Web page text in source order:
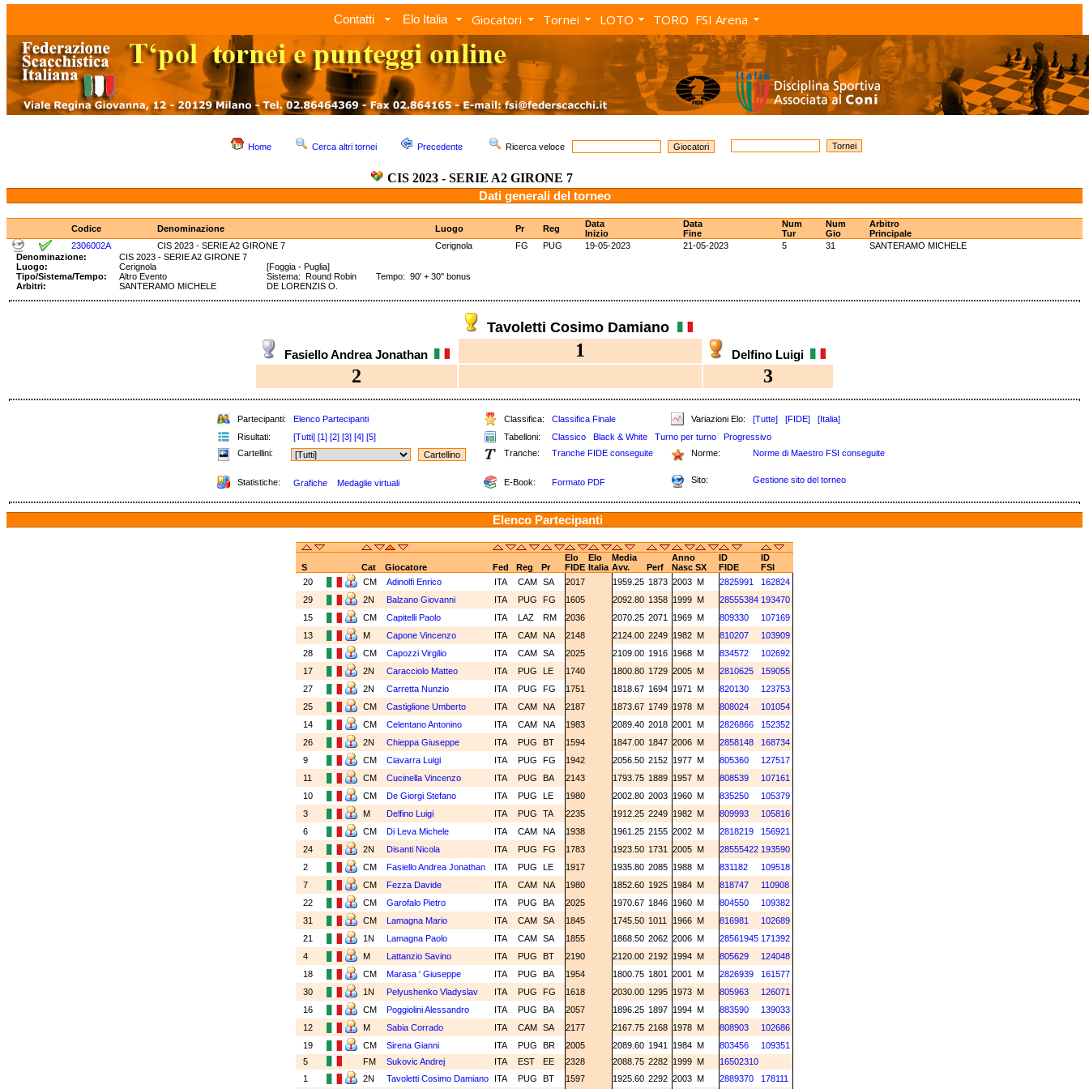
Contatti Elo Italia Giocatori Tornei LOTO TORO FSI Arena
Home Cerca altri tornei Precedente Ricerca veloce
CIS 2023 - SERIE A2 GIRONE 7
Dati generali del torneo
Codice Denominazione Luogo Pr Reg
Data
Inizio
Data
Fine
Num
Tur
Num
Gio
Arbitro
Principale
2306002A
CIS 2023 - SERIE A2 GIRONE 7 Cerignola FG PUG 19-05-2023 21-05-2023 5 31
SANTERAMO MICHELE
Denominazione:
CIS 2023 - SERIE A2 GIRONE 7
Luogo:
Cerignola
[Foggia - Puglia]
Tipo/Sistema/Tempo:
Altro Evento
Sistema: Round Robin Tempo: 90' + 30'' bonus
Arbitri:
SANTERAMO MICHELE DE LORENZIS O.
Tavoletti Cosimo Damiano
Fasiello Andrea Jonathan 1 Delfino Luigi
2 3
Partecipanti: Elenco Partecipanti Classifica: Classifica Finale Variazioni Elo: [Tutte] [FIDE]
[Italia]
Risultati:
[Tutti] [1] [2] [3] [4] [5] Tabelloni: Classico Black & White Turno per turno
Progressivo
Cartellini:
Tranche: Tranche FIDE conseguite Norme: Norme di Maestro FSI conseguite
Statistiche: Grafiche Medaglie virtuali E-Book: Formato PDF Sito: Gestione sito del torneo
Elenco Partecipanti
Elo Elo Media Anno ID
ID
S
Cat Giocatore Fed Reg Pr FIDE Italia Avv. Perf Nasc SX FIDE
FSI
20
CM Adinolfi Enrico ITA CAM SA 2017 1959.25 1873 2003 M 2825991
162824
29
2N Balzano Giovanni ITA PUG FG 1605 2092.80 1358 1999 M 28555384 193470
15
CM Capitelli Paolo ITA LAZ RM 2036 2070.25 2071 1969 M 809330
107169
13
M Capone Vincenzo ITA CAM NA 2148 2124.00 2249 1982 M 810207
103909
28
CM Capozzi Virgilio ITA CAM SA 2025 2109.00 1916 1968 M 834572
102692
17
2N Caracciolo Matteo ITA PUG LE 1740 1800.80 1729 2005 M 2810625
159055
27
2N Carretta Nunzio ITA PUG FG 1751 1818.67 1694 1971 M 820130
123753
25
CM Castiglione Umberto ITA CAM NA 2187 1873.67 1749 1978 M 808024
101054
14
CM Celentano Antonino ITA CAM NA 1983 2089.40 2018 2001 M 2826866
152352
26
2N Chieppa Giuseppe ITA PUG BT 1594 1847.00 1847 2006 M 2858148
168734
9
CM Ciavarra Luigi ITA PUG FG 1942 2056.50 2152 1977 M 805360
127517
11
CM Cucinella Vincenzo ITA PUG BA 2143 1793.75 1889 1957 M 808539
107161
10
CM De Giorgi Stefano ITA PUG LE 1980 2002.80 2003 1960 M 835250
105379
3
M Delfino Luigi ITA PUG TA 2235 1912.25 2249 1982 M 809993
105816
6
CM Di Leva Michele ITA CAM NA 1938 1961.25 2155 2002 M 2818219
156921
24
2N Disanti Nicola ITA PUG FG 1783 1923.50 1731 2005 M 28555422 193590
2
CM Fasiello Andrea Jonathan ITA PUG LE 1917 1935.80 2085 1988 M 831182
109518
7
CM Fezza Davide ITA CAM NA 1980 1852.60 1925 1984 M 818747
110908
22
CM Garofalo Pietro ITA PUG BA 2025 1970.67 1846 1960 M 804550
109382
31
CM Lamagna Mario ITA CAM SA 1845 1745.50 1011 1966 M 816981
102689
21
1N Lamagna Paolo ITA CAM SA 1855 1868.50 2062 2006 M 28561945 171392
4
M Lattanzio Savino ITA PUG BT 2190 2120.00 2192 1994 M 805629
124048
18
CM Marasa ' Giuseppe ITA PUG BA 1954 1800.75 1801 2001 M 2826939
161577
30
1N Pelyushenko Vladyslav ITA PUG FG 1618 2030.00 1295 1973 M 805963
126071
16
CM Poggiolini Alessandro ITA PUG BA 2057 1896.25 1897 1994 M 883590
139033
12
M Sabia Corrado ITA CAM SA 2177 2167.75 2168 1978 M 808903
102686
19
CM Sirena Gianni ITA PUG BR 2005 2089.60 1941 1984 M 803456
109351
5
FM Sukovic Andrej ITA EST EE 2328 2088.75 2282 1999 M
16502310
1
2N Tavoletti Cosimo Damiano ITA PUG BT 1597 1925.60 2292 2003 M 2889370 178111